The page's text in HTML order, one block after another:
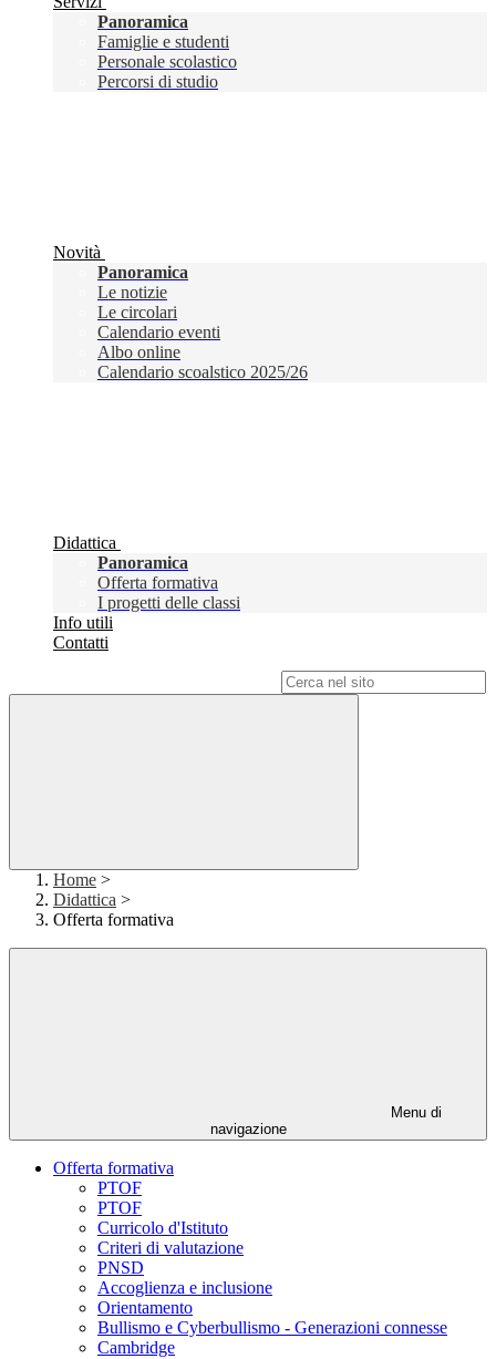
Panoramica
Famiglie e studenti
Personale scolastico
Percorsi di studio
Novità
Panoramica
Le notizie
Le circolari
Calendario eventi
Albo online
Calendario scoalstico 2025/26
Didattica
Panoramica
Offerta formativa
I progetti delle classi
Info utili
Contatti
Home >
Didattica >
Offerta formativa
Menu di
navigazione
Offerta formativa
PTOF
PTOF
Curricolo d'Istituto
Criteri di valutazione
PNSD
Accoglienza e inclusione
Orientamento
Bullismo e Cyberbullismo - Generazioni connesse
Cambridge